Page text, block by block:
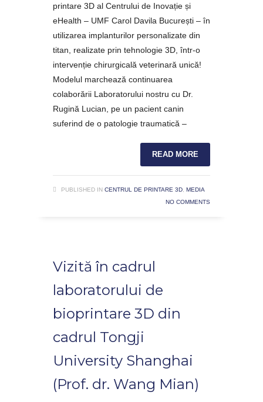
printare 3D al Centrului de Inovație și
eHealth – UMF Carol Davila București – în
utilizarea implanturilor personalizate din
titan, realizate prin tehnologie 3D, într-o
intervenție chirurgicală veterinară unică!
Modelul marchează continuarea
colaborării Laboratorului nostru cu Dr.
Rugină Lucian, pe un pacient canin
suferind de o patologie traumatică –
READ MORE
PUBLISHED IN CENTRUL DE PRINTARE 3D, MEDIA
NO COMMENTS
Vizită în cadrul
laboratorului de
bioprintare 3D din
cadrul Tongji
University Shanghai
(Prof. dr. Wang Mian)